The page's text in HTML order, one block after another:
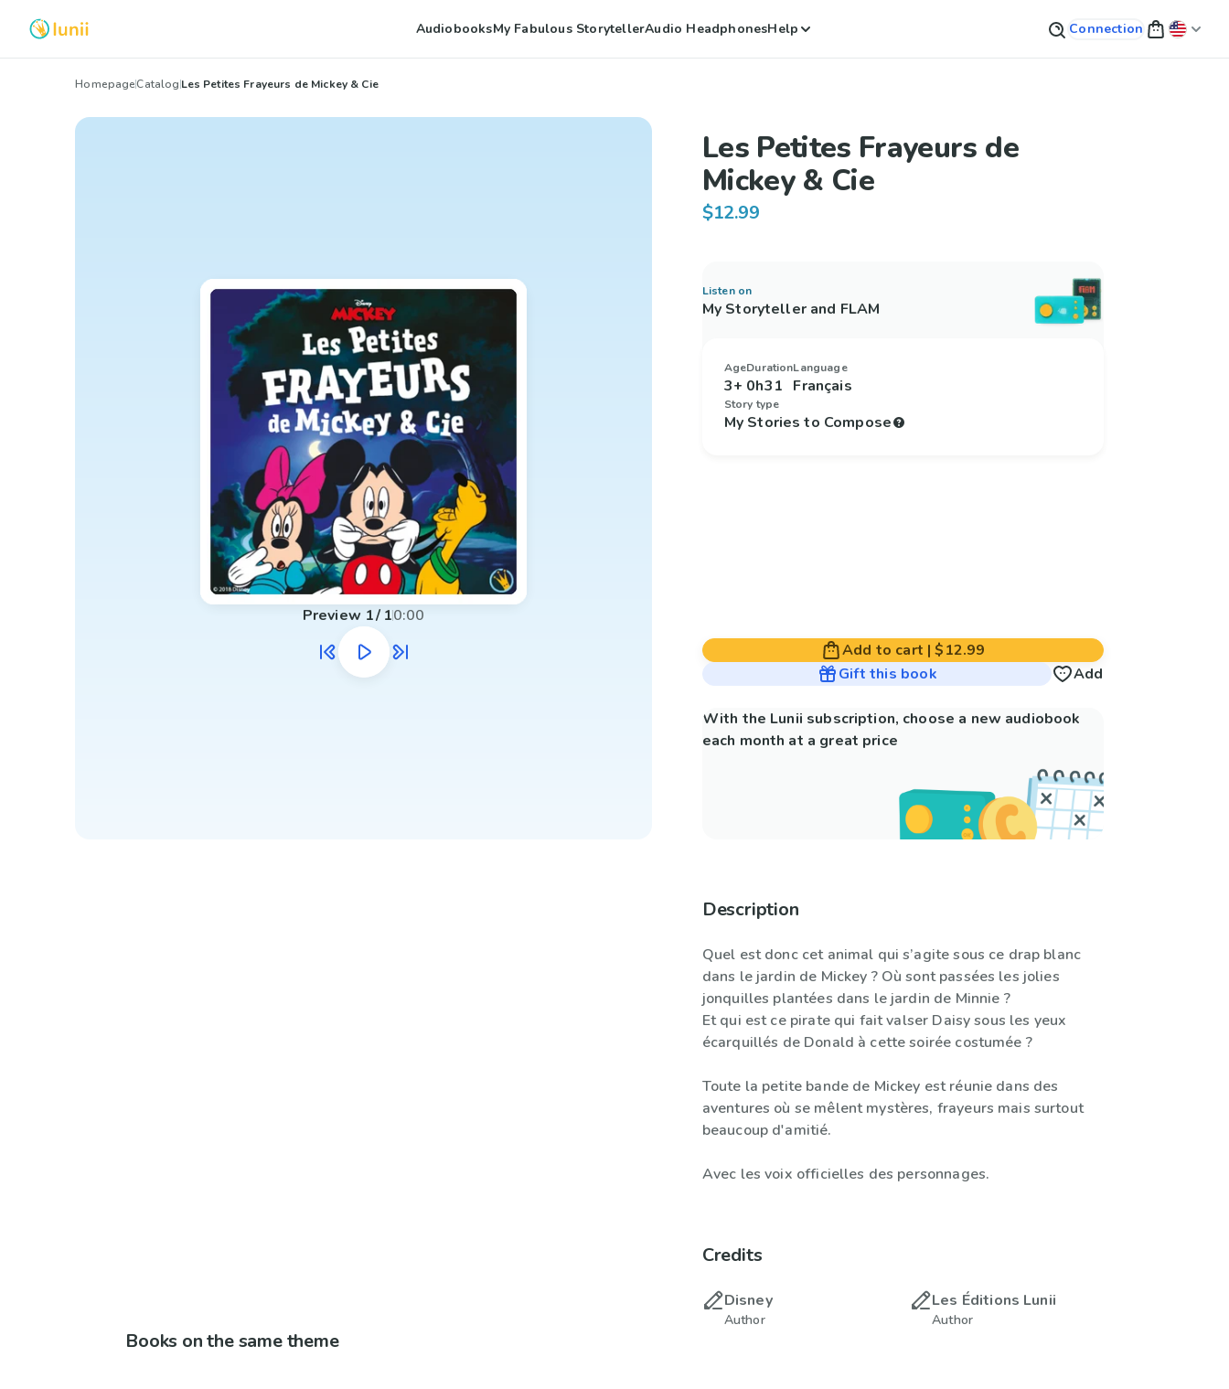
AudiobooksMy Fabulous StorytellerAudio HeadphonesHelp Connection
HomepageCatalogLes Petites Frayeurs de Mickey & Cie
Preview 1/ 10:00
Les Petites Frayeurs de
Mickey & Cie
$12.99
Listen on
My Storyteller and FLAM
Age
3+
Duration
0h31
Language
Français
Story type
My Stories to Compose
Add to cart |$12.99
Gift this book
Add
With the Lunii subscription, choose a new audiobook
each month at a great price
Description
Quel est donc cet animal qui s’agite sous ce drap blanc
dans le jardin de Mickey ? Où sont passées les jolies
jonquilles plantées dans le jardin de Minnie ?
Et qui est ce pirate qui fait valser Daisy sous les yeux
écarquillés de Donald à cette soirée costumée ?
Toute la petite bande de Mickey est réunie dans des
aventures où se mêlent mystères, frayeurs mais surtout
beaucoup d'amitié.
Avec les voix officielles des personnages.
Credits
Disney
Author
Les Éditions Lunii
Author
Books on the same theme